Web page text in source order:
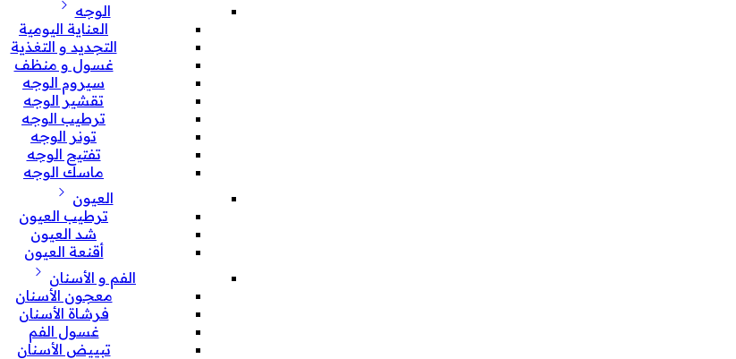
الوجه
العناية اليومية
التجديد و التغذية
غسول و منظف
سيروم الوجه
تقشير الوجه
ترطيب الوجه
تونر الوجه
تفتيح الوجه
ماسك الوجه
العيون
ترطيب العيون
شد العيون
أقنعة العيون
الفم و الأسنان
معجون الأسنان
فرشاة الأسنان
غسول الفم
تبييض الأسنان